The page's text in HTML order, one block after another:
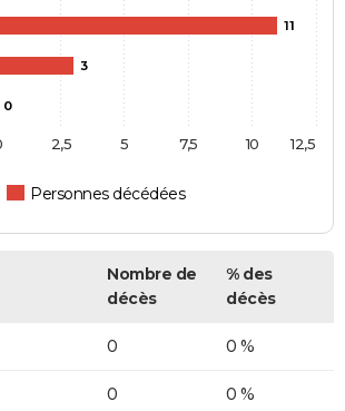
11
3
0
Personnes décédées
10
2,5 5 7,5 12,5
Nombre de
décès
% des
décès
0 0 %
0 0 %